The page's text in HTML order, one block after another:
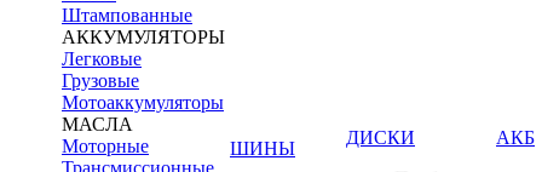
Штампованные
АККУМУЛЯТОРЫ
Легковые
Грузовые
Мотоаккумуляторы
МАСЛА
Моторные
Трансмиссионные
ШИНЫ
ДИСКИ
АКБ